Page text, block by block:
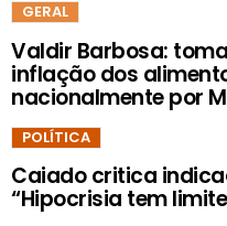
GERAL
Valdir Barbosa:
inflação dos
nacionalmente por
POLÍTICA
Caiado critica
“Hipocrisia tem